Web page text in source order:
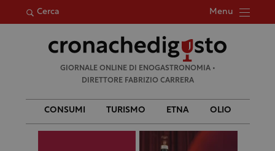
Cerca Menu
per:
GIORNALE ONLINE DI ENOGASTRONOMIA •
DIRETTORE FABRIZIO CARRERA
CONSUMI TURISMO ETNA OLIO